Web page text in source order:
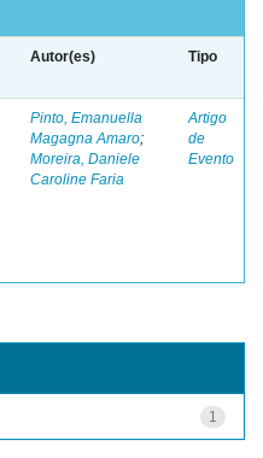
Autor(es) Tipo
Pinto, Emanuella
Magagna Amaro;
Moreira, Daniele
Caroline Faria
Artigo
de
Evento
1